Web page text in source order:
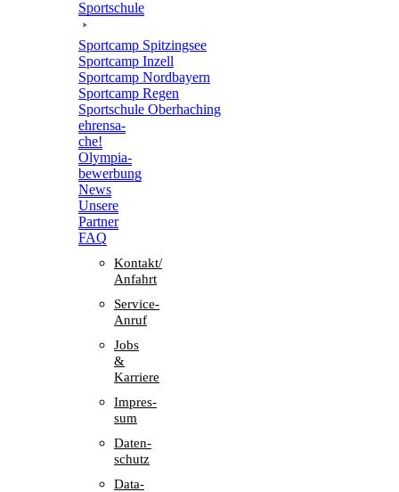
Sportschule
Sport­camp Spitzingsee
Sport­camp Inzell
Sport­camp Nordbayern
Sport­camp Regen
Sport­schule Oberhaching
ehren­sa­
che!
Olym­pia­
be­wer­bung
News
Unsere
Part­ner
FAQ
Kontakt/​​
Anfahrt
Service-
Anruf
Jobs
&
Karriere
Impres­
sum
Daten­
schutz
Data-